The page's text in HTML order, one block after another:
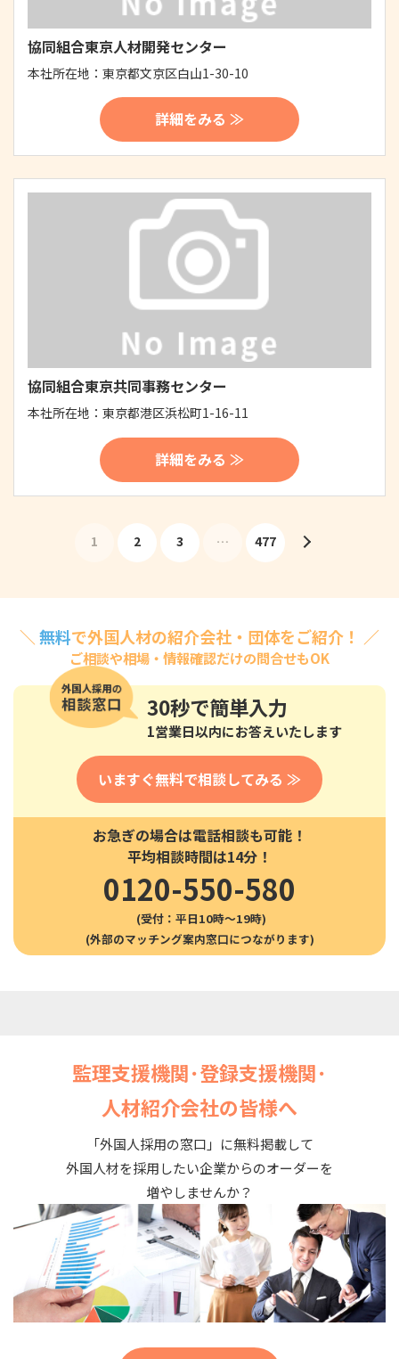
協同組合東京人材開発センター
本社所在地： 東京都文京区白山1-30-10
詳細をみる ≫
協同組合東京共同事務センター
本社所在地： 東京都港区浜松町1-16-11
詳細をみる ≫
1 2 3 … 477
＼ 無料で外国人材の紹介会社・団体をご紹介！ ／
ご相談や相場・情報確認だけの問合せもOK
30秒で簡単入力
1営業日以内にお答えいたします
いますぐ無料で相談してみる ≫
お急ぎの場合は電話相談も可能！
平均相談時間は14分！
0120-550-580
(受付：平日10時〜19時)
監理支援機関･登録支援機関･
人材紹介会社の皆様へ
「外国人採用の窓口」に無料掲載して
外国人材を採用したい企業からのオーダーを
増やしませんか？